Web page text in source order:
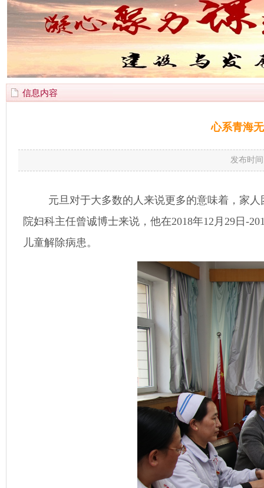
信息内容
心系青海
发布时
元旦对于大多数的人来说更多的意味着，家
院妇科主任曾诚博士来说，他在2018年12 月 29 日 -
儿童解除病患。